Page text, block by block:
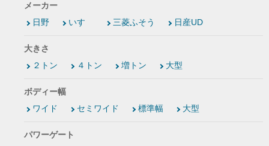
メーカー
日野
いすゞ 三菱ふそう 日産UD
大きさ
２トン
４トン 増トン 大型
ボディー幅
ワイド
セミワイド 標準幅 大型
パワーゲート